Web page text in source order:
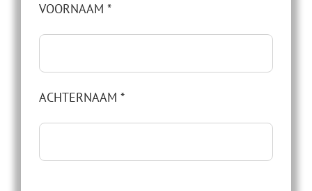
VOORNAAM *
ACHTERNAAM *